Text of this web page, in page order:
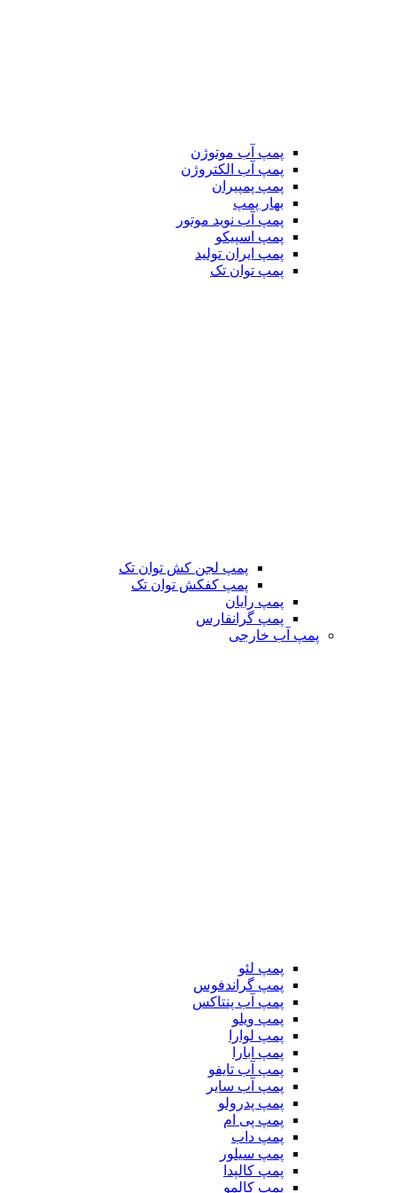
پمپ آب موتوژن
پمپ آب الکتروژن
پمپ پمپیران
بهار پمپ
پمپ آب نوید موتور
پمپ اسپیکو
پمپ ایران تولید
پمپ توان تک
پمپ لجن کش توان تک
پمپ کفکش توان تک
پمپ رایان
پمپ گرانفارس
پمپ آب خارجی
پمپ لئو
پمپ گراندفوس
پمپ آب پنتاکس
پمپ ویلو
پمپ لوارا
پمپ ابارا
پمپ آب تایفو
پمپ آب سایر
پمپ پدرولو
پمپ پی ام
پمپ داب
پمپ سیلور
پمپ کالپدا
پمپ کالمو